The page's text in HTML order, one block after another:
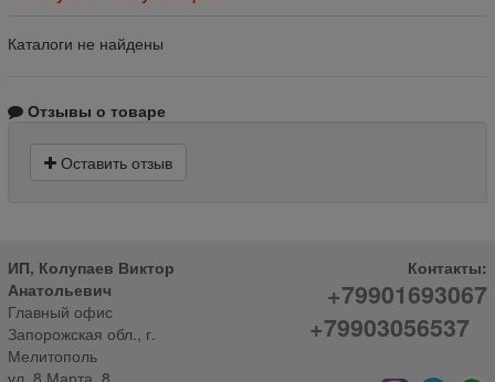
Каталоги не найдены
Отзывы о товаре
Оставить отзыв
ИП, Колупаев Виктор
Анатольевич
Главный офис
Запорожская обл., г.
Мелитополь
ул. 8 Марта, 8
Контакты:
+79901693067
+79903056537